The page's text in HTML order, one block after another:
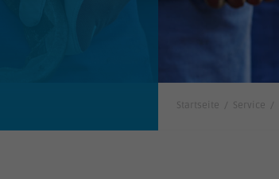
Startseite / Service /